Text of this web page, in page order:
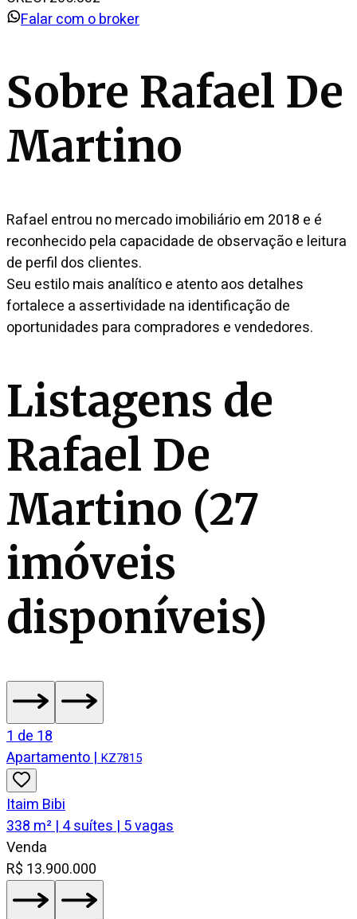
Falar com o broker
Sobre Rafael De
Martino
Rafael entrou no mercado imobiliário em 2018 e é
reconhecido pela capacidade de observação e leitura
de perfil dos clientes.
Seu estilo mais analítico e atento aos detalhes
fortalece a assertividade na identificação de
oportunidades para compradores e vendedores.
Listagens de
Rafael De
Martino (27
imóveis
disponíveis)
1de18
Apartamento|KZ7815
Itaim Bibi
338 m² | 4 suítes | 5 vagas
Venda
R$ 13.900.000